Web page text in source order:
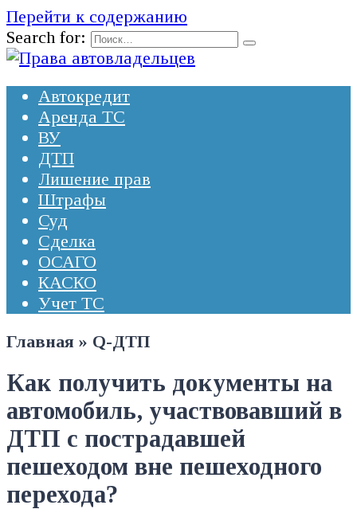
Перейти к содержанию
Search for:
Автокредит
Аренда ТС
ВУ
ДТП
Лишение прав
Штрафы
Суд
Сделка
ОСАГО
КАСКО
Учет ТС
Главная » Q-ДТП
Как получить документы на
автомобиль, участвовавший в
ДТП с пострадавшей
пешеходом вне пешеходного
перехода?